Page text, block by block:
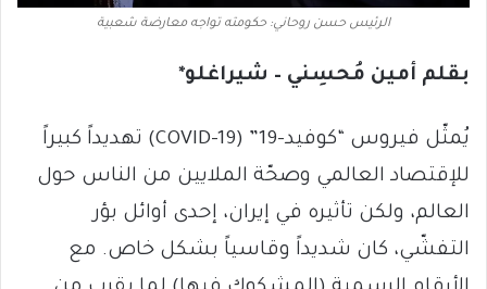
الرئيس حسن روحاني: حكومته تواجه معارضة شعبية
بقلم أمين مُحسِني – شيراغلو*
يُمثّل فيروس “كوفيد-19” (COVID-19) تهديداً كبيراً
للإقتصاد العالمي وصحّة الملايين من الناس حول
العالم، ولكن تأثيره في إيران، إحدى أوائل بؤر
التفشّي، كان شديداً وقاسياً بشكل خاص. مع